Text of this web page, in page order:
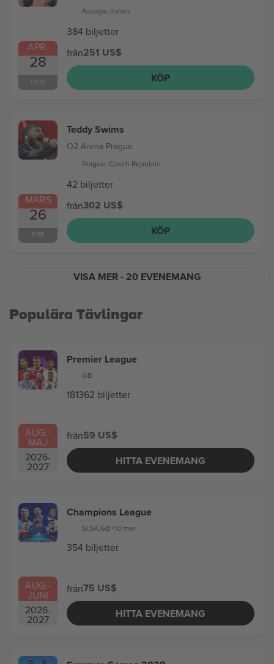
APR.
28
ONS
Assago, Italien
384 biljetter
från251 US$
KÖP
MARS
26
FRE
Teddy Swims
O2 Arena Prague
Prague, Czech Republic
42 biljetter
från302 US$
KÖP
VISA MER- 20 EVENEMANG
Populära Tävlingar
AUG.-
MAJ
2026-
2027
Premier League
GB
181362 biljetter
från59 US$
HITTA EVENEMANG
AUG.-
JUNI
2026-
2027
Champions League
SI,SK,GB+10 mer
354 biljetter
från75 US$
HITTA EVENEMANG